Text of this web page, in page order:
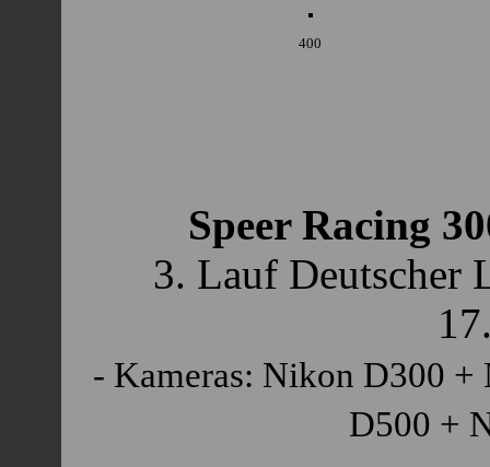
400
Speer Racing
3. Lauf Deutscher
- Kameras: Nikon D300
D500 +